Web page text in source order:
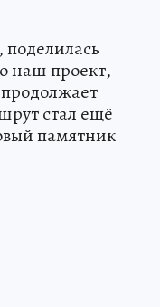
поделилась
наш проект,
стал ещё
памятник